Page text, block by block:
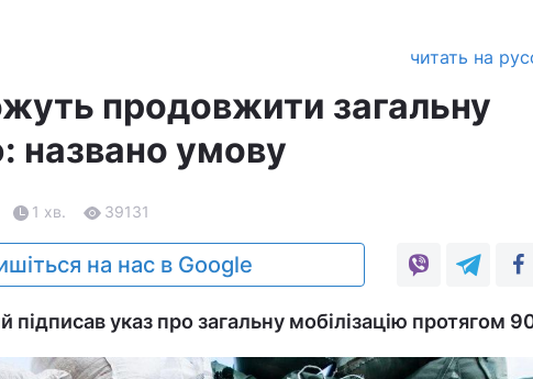
читать на
продовжити загальну
названо умову
1 хв. 39131
на нас в Google
указ про загальну мобілізацію протягом